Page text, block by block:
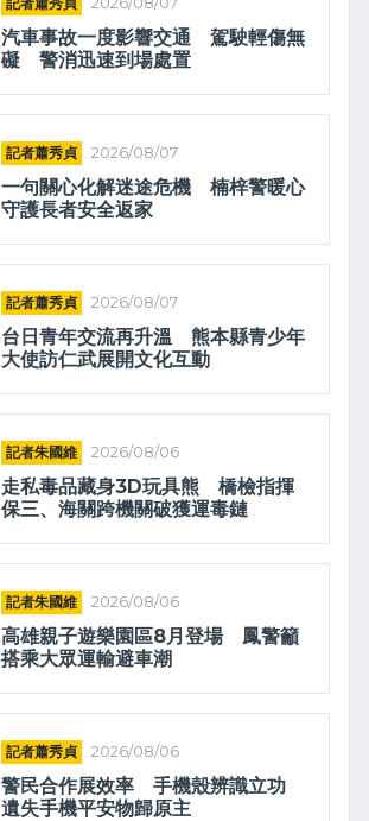
汽車事故一度影響交通 駕駛輕傷無
礙 警消迅速到場處置
記者蕭秀貞 2026/08/07
一句關心化解迷途危機 楠梓警暖心
守護長者安全返家
記者蕭秀貞 2026/08/07
台日青年交流再升溫 熊本縣青少年
大使訪仁武展開文化互動
記者朱國維 2026/08/06
走私毒品藏身3D玩具熊 橋檢指揮
保三、海關跨機關破獲運毒鏈
記者朱國維 2026/08/06
高雄親子遊樂園區8月登場 鳳警籲
搭乘大眾運輸避車潮
記者蕭秀貞 2026/08/06
警民合作展效率 手機殼辨識立功
遺失手機平安物歸原主